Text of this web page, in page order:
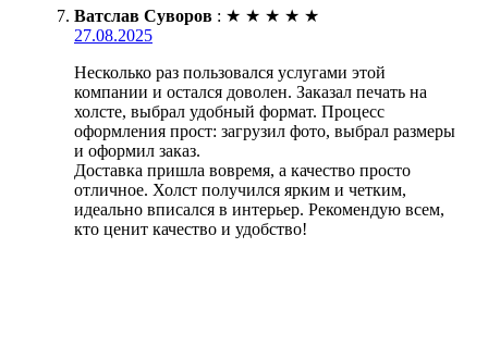
Ватслав Суворов : ★ ★ ★ ★ ★
27.08.2025
Несколько раз пользовался услугами этой
компании и остался доволен. Заказал печать на
холсте, выбрал удобный формат. Процесс
оформления прост: загрузил фото, выбрал размеры
и оформил заказ.
Доставка пришла вовремя, а качество просто
отличное. Холст получился ярким и четким,
идеально вписался в интерьер. Рекомендую всем,
кто ценит качество и удобство!